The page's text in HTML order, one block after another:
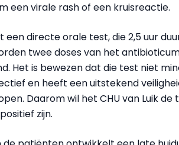
een virale rash of een kruisreactie.
een directe orale test, die 2,5 uur
twee doses van het
Het is bewezen dat die test niet
en heeft een uitstekend
Daarom wil het CHU van Luik
zijn.